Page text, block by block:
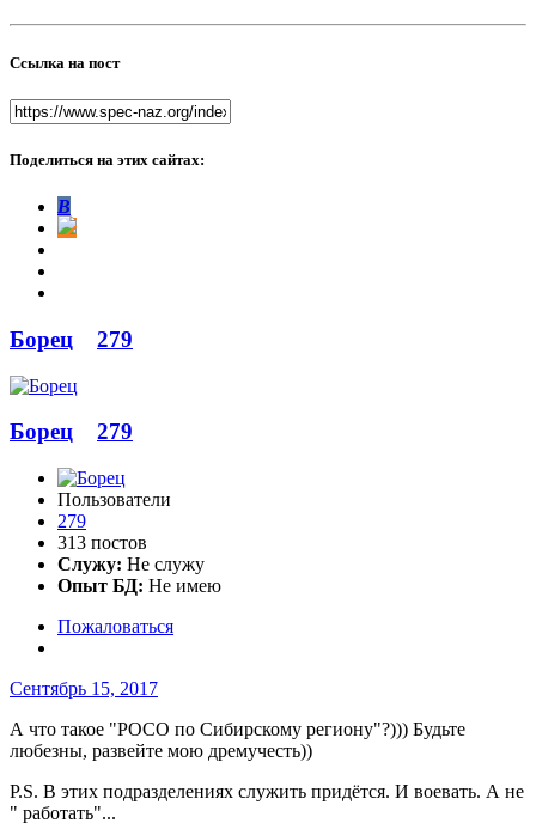
Ссылка на пост
Поделиться на этих сайтах:
В
Борец 279
Борец 279
Пользователи
279
313 постов
Служу: Не служу
Опыт БД: Не имею
Пожаловаться
Сентябрь 15, 2017
А что такое "РОСО по Сибирскому региону"?))) Будьте
любезны, развейте мою дремучесть))
P.S. В этих подразделениях служить придётся. И воевать. А не
" работать"...